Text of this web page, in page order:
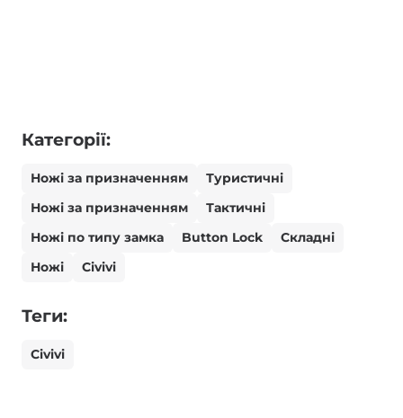
Категорії:
Ножі за призначенням
Туристичні
Ножі за призначенням
Тактичні
Ножі по типу замка
Button Lock
Складні
Ножі
Civivi
Теги:
Civivi